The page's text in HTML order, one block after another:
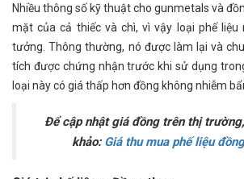
Nhiều thông số kỹ thuật cho gunmetals và
mặt của cả thiếc và chì, vì vậy loại phế liệu
tưởng. Thông thường, nó được làm lại và
tích được chứng nhận trước khi sử dụng
loại này có giá thấp hơn đồng không nhiễm
Để cập nhật giá đồng trên thị
khảo: Giá thu mua phế liệu